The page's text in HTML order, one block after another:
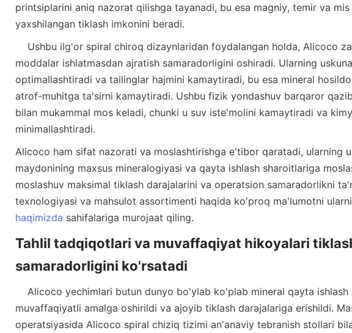
printsiplarini aniq nazorat qilishga tayanadi, bu esa magniy, temir va
moddalar ishlatmasdan ajratish samaradorligini oshiradi. Ularning
optimallashtiradi va tailinglar hajmini kamaytiradi, bu esa mineral
atrof-muhitga ta'sirni kamaytiradi. Ushbu fizik yondashuv barqaror
bilan mukammal mos keladi, chunki u suv iste'molini kamaytiradi va
Alicoco ham sifat nazorati va moslashtirishga e'tibor qaratadi, ularning
maydonining maxsus mineralogiyasi va qayta ishlash sharoitlariga
moslashuv maksimal tiklash darajalarini va operatsion samaradorlikni
texnologiyasi va mahsulot assortimenti haqida ko'proq ma'lumotni
haqimizda
Tahlil tadqiqotlari va muvaffaqiyat hikoyalari
muvaffaqiyatli amalga oshirildi va ajoyib tiklash darajalariga erishildi.
operatsiyasida Alicoco spiral chiziq tizimi an'anaviy tebranish stollari